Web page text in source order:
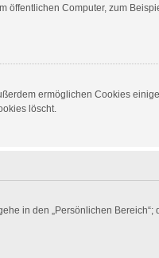
Computer, zum
ermöglichen Cookies
löscht.
in den „Persönlichen